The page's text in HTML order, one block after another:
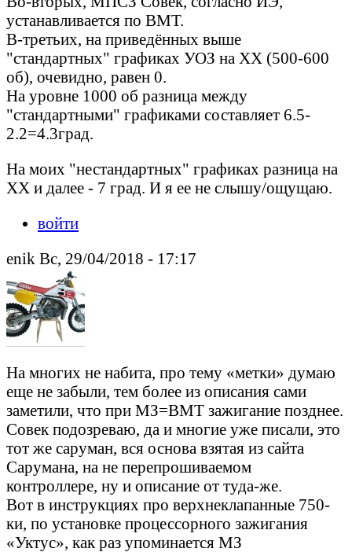
устанавливается по ВМТ.
В-третьих, на приведённых выше
"стандартных" графиках УОЗ на ХХ (500-600
об), очевидно, равен 0.
На уровне 1000 об разница между
"стандартными" графиками составляет 6.5-
2.2=4.3град.
На моих "нестандартных" графиках разница на
ХХ и далее - 7 град. И я ее не слышу/ощущаю.
войти
enik Вс, 29/04/2018 - 17:17
На многих не набита, про тему «метки» думаю
еще не забыли, тем более из описания сами
заметили, что при МЗ=ВМТ зажигание позднее.
Совек подозреваю, да и многие уже писали, это
тот же саруман, вся основа взятая из сайта
Сарумана, на не перепрошиваемом
контроллере, ну и описание от туда-же.
Вот в инструкциях про верхнеклапанные 750-
ки, по установке процессорного зажигания
«Уктус», как раз упоминается МЗ